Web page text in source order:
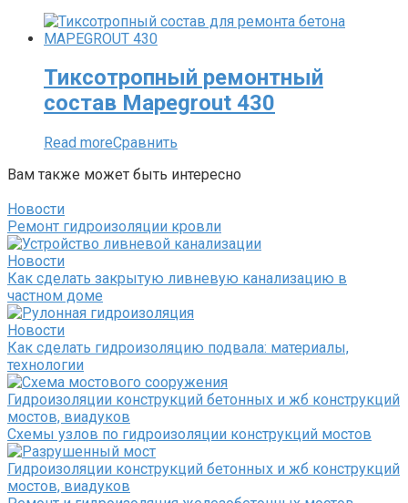
Тиксотропный ремонтный
состав Mapegrout 430
Read moreСравнить
Вам также может быть интересно
Новости
Ремонт гидроизоляции кровли
Новости
Как сделать закрытую ливневую канализацию в
частном доме
Новости
Как сделать гидроизоляцию подвала: материалы,
технологии
Гидроизоляции конструкций бетонных и жб конструкций
мостов, виадуков
Схемы узлов по гидроизоляции конструкций мостов
Гидроизоляции конструкций бетонных и жб конструкций
мостов, виадуков